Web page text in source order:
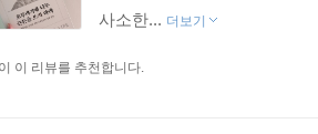
린의 생활 철학 11
기에 너무 큰돈을 쓰지 마라. 인간이 불
사소한... 더보기
이 이 리뷰를 추천합니다.